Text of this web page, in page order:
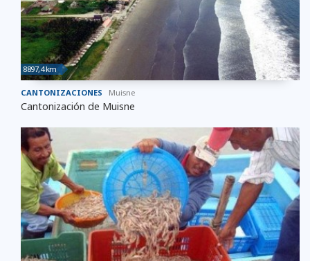
8897,4 km
CANTONIZACIONES Muisne
Cantonización de Muisne